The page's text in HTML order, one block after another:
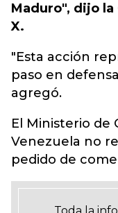
Maduro", dijo
X.
"Esta acción
paso en
agregó.
El Ministerio de
Venezuela no
pedido de